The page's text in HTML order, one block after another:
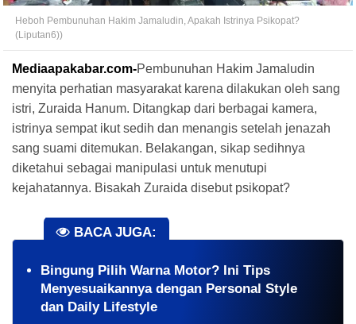
Heboh Pembunuhan Hakim Jamaludin, Apakah Istrinya Psikopat?
(Liputan6))
Mediaapakabar.com-Pembunuhan Hakim Jamaludin
menyita perhatian masyarakat karena dilakukan oleh sang
istri, Zuraida Hanum. Ditangkap dari berbagai kamera,
istrinya sempat ikut sedih dan menangis setelah jenazah
sang suami ditemukan. Belakangan, sikap sedihnya
diketahui sebagai manipulasi untuk menutupi
kejahatannya. Bisakah Zuraida disebut psikopat?
BACA JUGA:
Bingung Pilih Warna Motor? Ini Tips
Menyesuaikannya dengan Personal Style
dan Daily Lifestyle